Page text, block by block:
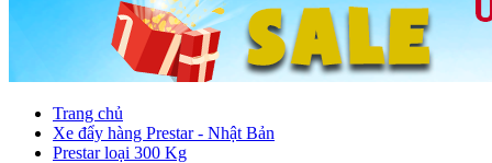
Trang chủ
Xe đẩy hàng Prestar - Nhật Bản
Prestar loại 300 Kg